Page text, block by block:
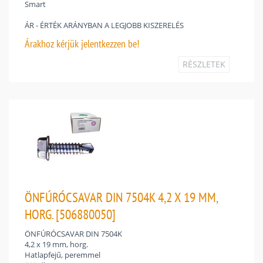
Smart
ÁR - ÉRTÉK ARÁNYBAN A LEGJOBB KISZERELÉS
Árakhoz kérjük jelentkezzen be!
RÉSZLETEK
ÖNFÚRÓCSAVAR DIN 7504K 4,2 X 19 MM,
HORG. [506880050]
ÖNFÚRÓCSAVAR DIN 7504K
4,2 x 19 mm, horg.
Hatlapfejű, peremmel